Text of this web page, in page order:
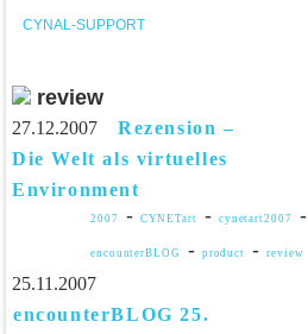
CYNAL-SUPPORT
review
27.12.2007 Rezension –
Die Welt als virtuelles
Environment
2007 - CYNETart - cynetart2007 -
encounterBLOG - product - review
25.11.2007
encounterBLOG 25.